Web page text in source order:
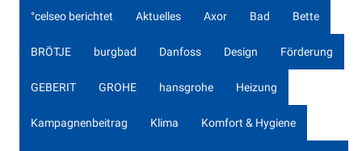
°celseo berichtet Aktuelles Axor Bad Bette
BRÖTJE burgbad Danfoss Design Förderung
GEBERIT GROHE hansgrohe Heizung
Kampagnenbeitrag Klima Komfort & Hygiene